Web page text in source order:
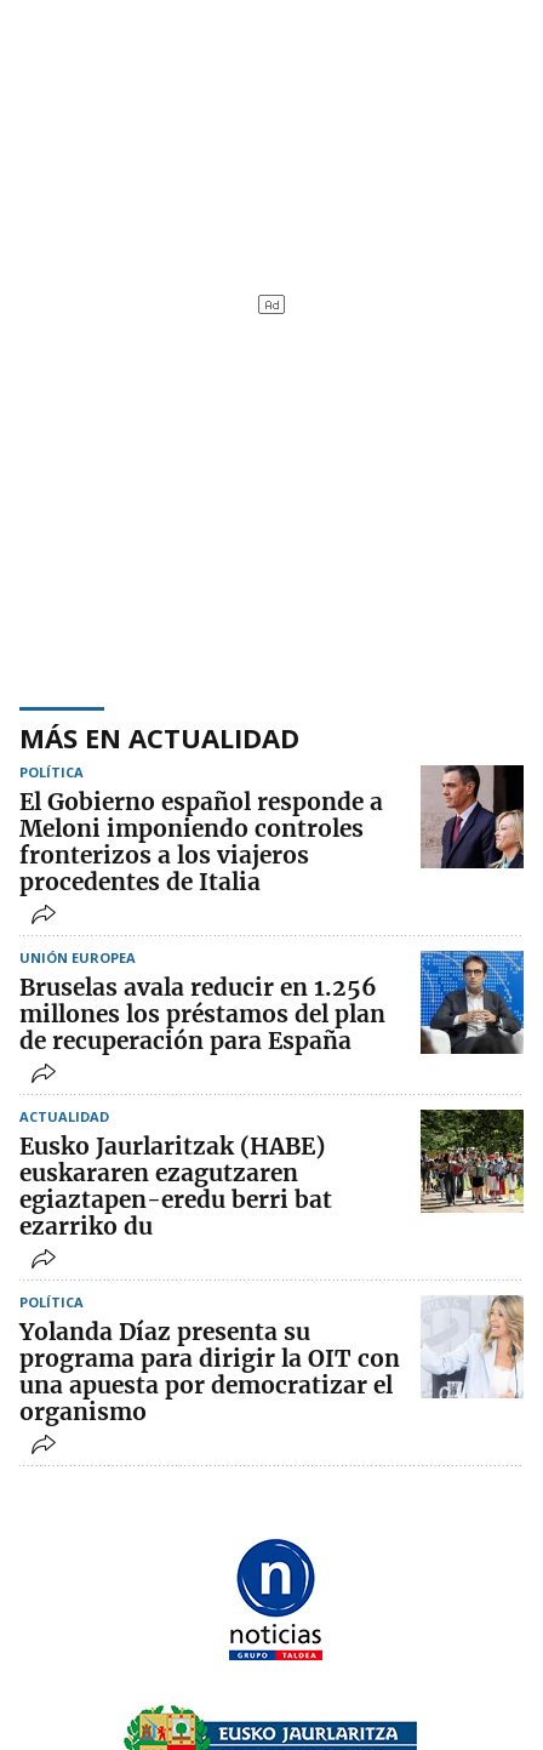
MÁS EN ACTUALIDAD
POLÍTICA
El Gobierno español responde a
Meloni imponiendo controles
fronterizos a los viajeros
procedentes de Italia
UNIÓN EUROPEA
Bruselas avala reducir en 1.256
millones los préstamos del plan
de recuperación para España
ACTUALIDAD
Eusko Jaurlaritzak (HABE)
euskararen ezagutzaren
egiaztapen-eredu berri bat
ezarriko du
POLÍTICA
Yolanda Díaz presenta su
programa para dirigir la OIT con
una apuesta por democratizar el
organismo